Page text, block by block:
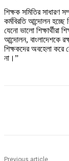
শিক্ষক সমিতির সাধারণ
কর্মবিরতি আন্দোলন হচ্ছে
যেনো ভালো শিক্ষার্থীরা
আন্দোলন, বাংলাদেশকে
শিক্ষকদের অবহেলা
না।”
Previous article